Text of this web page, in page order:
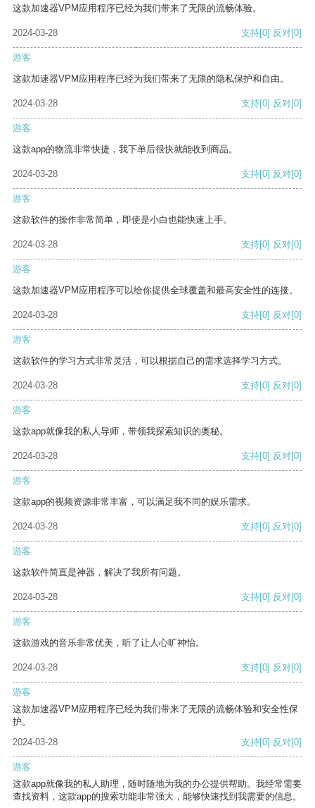
这款加速器VPM应用程序已经为我们带来了无限的流畅体验。
2024-03-28 支持[0] 反对[0]
游客
这款加速器VPM应用程序已经为我们带来了无限的隐私保护和自由。
2024-03-28 支持[0] 反对[0]
游客
这款app的物流非常快捷，我下单后很快就能收到商品。
2024-03-28 支持[0] 反对[0]
游客
这款软件的操作非常简单，即使是小白也能快速上手。
2024-03-28 支持[0] 反对[0]
游客
这款加速器VPM应用程序可以给你提供全球覆盖和最高安全性的连接。
2024-03-28 支持[0] 反对[0]
游客
这款软件的学习方式非常灵活，可以根据自己的需求选择学习方式。
2024-03-28 支持[0] 反对[0]
游客
这款app就像我的私人导师，带领我探索知识的奥秘。
2024-03-28 支持[0] 反对[0]
游客
这款app的视频资源非常丰富，可以满足我不同的娱乐需求。
2024-03-28 支持[0] 反对[0]
游客
这款软件简直是神器，解决了我所有问题。
2024-03-28 支持[0] 反对[0]
游客
这款游戏的音乐非常优美，听了让人心旷神怡。
2024-03-28 支持[0] 反对[0]
游客
这款加速器VPM应用程序已经为我们带来了无限的流畅体验和安全性保
护。
2024-03-28
支持[0] 反对[0]
游客
这款app就像我的私人助理，随时随地为我的办公提供帮助。我经常需要
查找资料，这款app的搜索功能非常强大，能够快速找到我需要的信息。